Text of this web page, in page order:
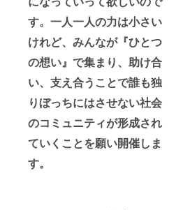
す。一人一人の力は小さい
けれど、みんなが『ひとつ
の想い』で集まり、助け合
い、支え合うことで誰も独
りぼっちにはさせない社会
のコミュニティが形成され
ていくことを願い開催しま
す。